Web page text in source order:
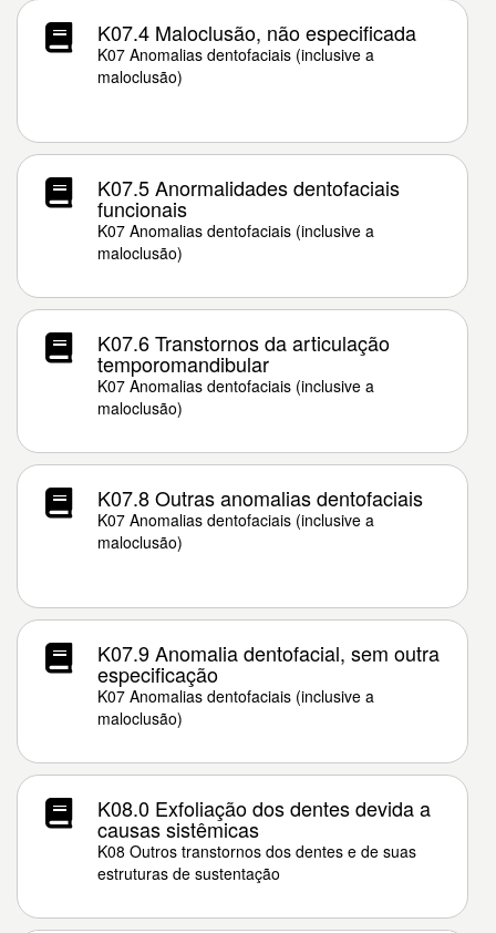
K07.4 Maloclusão, não especificada
K07 Anomalias dentofaciais (inclusive a
maloclusão)
K07.5 Anormalidades dentofaciais
funcionais
K07 Anomalias dentofaciais (inclusive a
maloclusão)
K07.6 Transtornos da articulação
temporomandibular
K07 Anomalias dentofaciais (inclusive a
maloclusão)
K07.8 Outras anomalias dentofaciais
K07 Anomalias dentofaciais (inclusive a
maloclusão)
K07.9 Anomalia dentofacial, sem outra
especificação
K07 Anomalias dentofaciais (inclusive a
maloclusão)
K08.0 Exfoliação dos dentes devida a
causas sistêmicas
K08 Outros transtornos dos dentes e de suas
estruturas de sustentação